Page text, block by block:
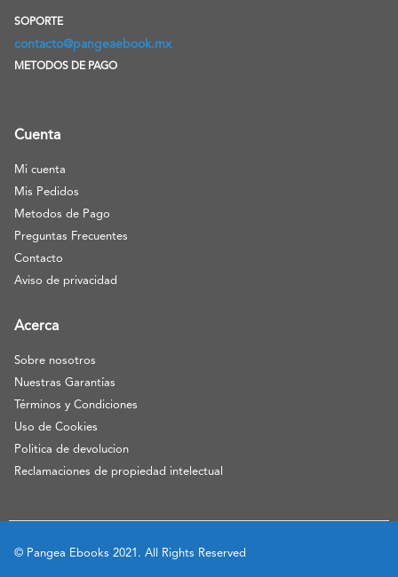
SOPORTE
contacto@pangeaebook.mx
METODOS DE PAGO
Cuenta
Mi cuenta
Mis Pedidos
Metodos de Pago
Preguntas Frecuentes
Contacto
Aviso de privacidad
Acerca
Sobre nosotros
Nuestras Garantías
Términos y Condiciones
Uso de Cookies
Politica de devolucion
Reclamaciones de propiedad intelectual
© Pangea Ebooks 2021. All Rights Reserved